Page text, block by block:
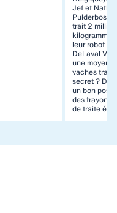
Jef et
Pulderbos
trait 2
leur robot
DeLaval
une
vaches
secret ?
un bon
des trayons
de traite